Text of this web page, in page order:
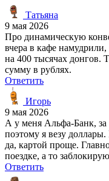
Татьяна
9 мая 2026
Про динамическую
вчера в кафе намудрили,
на 400 тысячах донгов.
сумму в рублях.
Ответить
Игорь
9 мая 2026
А у меня Альфа-Банк, за
поэтому я везу
да, картой проще.
поездке, а то
Ответить